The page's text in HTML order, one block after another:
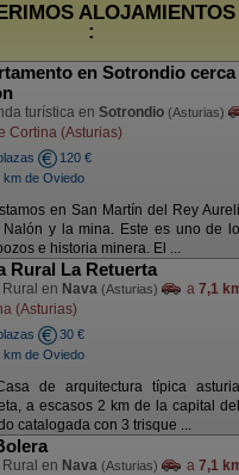
:
en Sotrondio
turística en Sotrondio (Asturias)
Cortina (Asturias)
120 €
km de Oviedo
en San Martín del Rey
y la mina. Este es uno de
e historia minera. El ...
Rural La Retuerta
en Nava (Asturias) a 7,1
(Asturias)
30 €
km de Oviedo
de arquitectura típica
a escasos 2 km de la capital
catalogada con 3 trisque ...
en Nava (Asturias) a 7,1